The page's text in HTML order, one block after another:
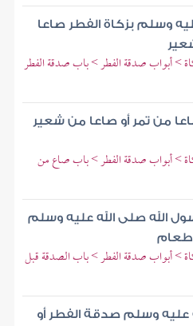
وسلم بزكاة الفطر صاعا
> أبواب صدقة الفطر > باب صدقة الفطر
من تمر أو صاعا من شعير
> أبواب صدقة الفطر > باب صاع من
الله صلى الله عليه وسلم
طعام
> أبواب صدقة الفطر > باب الصدقة قبل
عليه وسلم صدقة الفطر أو